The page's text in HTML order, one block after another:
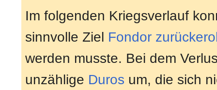
Im folgenden Kriegsverlauf
sinnvolle Ziel Fondor
werden musste. Bei dem
unzählige Duros um, die sich